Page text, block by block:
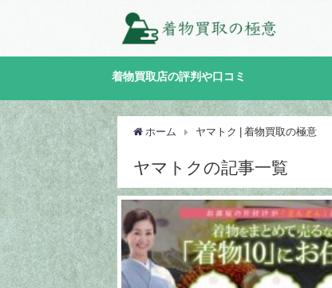
着物買取店の評判や口コミ
ホーム ヤマトク | 着物買取の極意
ヤマトクの記事一覧